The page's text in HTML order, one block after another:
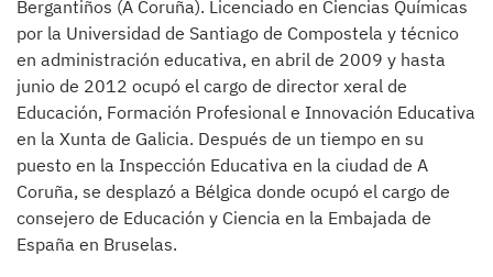
Bergantiños (A Coruña). Licenciado en Ciencias Químicas
por la Universidad de Santiago de Compostela y técnico
en administración educativa, en abril de 2009 y hasta
junio de 2012 ocupó el cargo de director xeral de
Educación, Formación Profesional e Innovación Educativa
en la Xunta de Galicia. Después de un tiempo en su
puesto en la Inspección Educativa en la ciudad de A
Coruña, se desplazó a Bélgica donde ocupó el cargo de
consejero de Educación y Ciencia en la Embajada de
España en Bruselas.